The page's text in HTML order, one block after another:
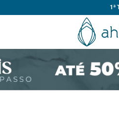
1ª